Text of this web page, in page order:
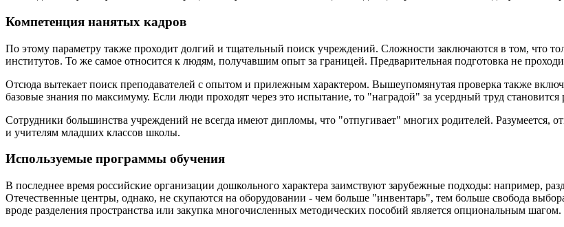
Компетенция нанятых кадров
По этому параметру также проходит долгий и тщательный поиск учреждений. Сложности заключаются в том, что
институтов. То же самое относится к людям, получавшим опыт за границей. Предварительная подготовка не
Отсюда вытекает поиск преподавателей с опытом и прилежным характером. Вышеупомянутая проверка также
базовые знания по максимуму. Если люди проходят через это испытание, то "наградой" за усердный труд становится
Сотрудники большинства учреждений не всегда имеют дипломы, что "отпугивает" многих родителей. Разумеется,
и учителям младших классов школы.
Используемые программы обучения
В последнее время российские организации дошкольного характера заимствуют зарубежные подходы: например,
Отечественные центры, однако, не скупаются на оборудовании - чем больше "инвентарь", тем больше свобода
вроде разделения пространства или закупка многочисленных методических пособий является опциональным шагом.